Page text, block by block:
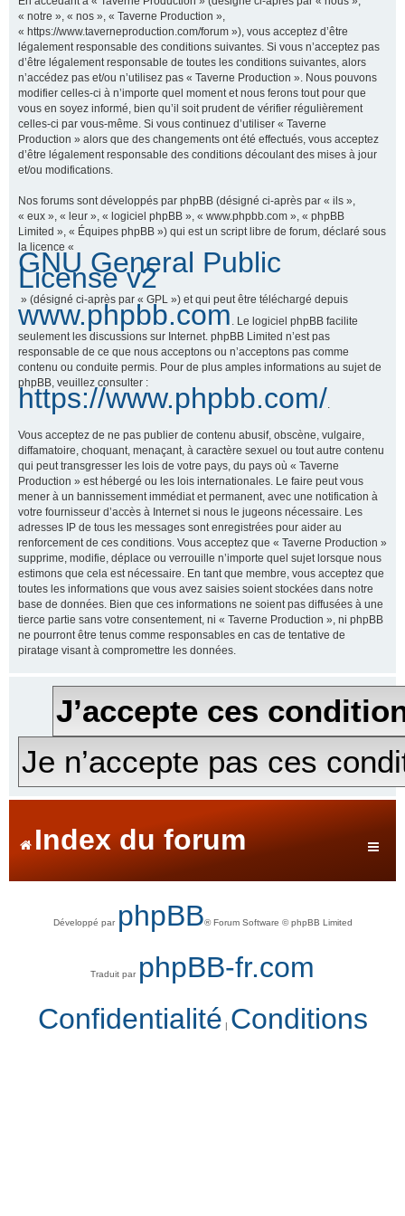
« notre », « nos », « Taverne Production »,
« https://www.taverneproduction.com/forum »), vous acceptez d’être
légalement responsable des conditions suivantes. Si vous n’acceptez pas
d’être légalement responsable de toutes les conditions suivantes, alors
n’accédez pas et/ou n’utilisez pas « Taverne Production ». Nous pouvons
modifier celles-ci à n’importe quel moment et nous ferons tout pour que
vous en soyez informé, bien qu’il soit prudent de vérifier régulièrement
celles-ci par vous-même. Si vous continuez d’utiliser « Taverne
Production » alors que des changements ont été effectués, vous acceptez
d’être légalement responsable des conditions découlant des mises à jour
et/ou modifications.
Nos forums sont développés par phpBB (désigné ci-après par « ils »,
« eux », « leur », « logiciel phpBB », « www.phpbb.com », « phpBB
Limited », « Équipes phpBB ») qui est un script libre de forum, déclaré sous
la licence «
GNU General Public
License v2
» (désigné ci-après par « GPL ») et qui peut être téléchargé depuis
www.phpbb.com . Le logiciel phpBB facilite
seulement les discussions sur Internet. phpBB Limited n’est pas
responsable de ce que nous acceptons ou n’acceptons pas comme
contenu ou conduite permis. Pour de plus amples informations au sujet de
phpBB, veuillez consulter :
https://www.phpbb.com/.
Vous acceptez de ne pas publier de contenu abusif, obscène, vulgaire,
diffamatoire, choquant, menaçant, à caractère sexuel ou tout autre contenu
qui peut transgresser les lois de votre pays, du pays où « Taverne
Production » est hébergé ou les lois internationales. Le faire peut vous
mener à un bannissement immédiat et permanent, avec une notification à
votre fournisseur d’accès à Internet si nous le jugeons nécessaire. Les
adresses IP de tous les messages sont enregistrées pour aider au
renforcement de ces conditions. Vous acceptez que « Taverne Production »
supprime, modifie, déplace ou verrouille n’importe quel sujet lorsque nous
estimons que cela est nécessaire. En tant que membre, vous acceptez que
toutes les informations que vous avez saisies soient stockées dans notre
base de données. Bien que ces informations ne soient pas diffusées à une
tierce partie sans votre consentement, ni « Taverne Production », ni phpBB
ne pourront être tenus comme responsables en cas de tentative de
piratage visant à compromettre les données.
Index du forum
Développé par phpBB® Forum Software © phpBB Limited
Traduit par phpBB-fr.com
Confidentialité | Conditions